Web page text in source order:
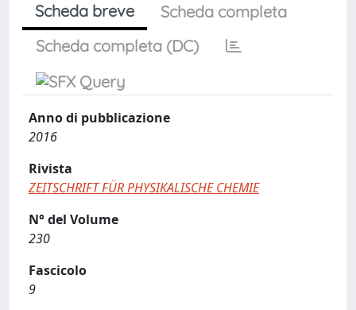
Scheda breve
Scheda completa
Scheda completa (DC)
Anno di pubblicazione
2016
Rivista
ZEITSCHRIFT FÜR PHYSIKALISCHE CHEMIE
N° del Volume
230
Fascicolo
9